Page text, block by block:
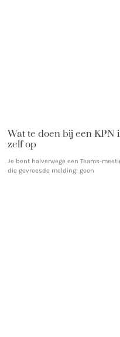
Wat te doen bij een KPN
zelf op
Je bent halverwege een Teams-
die gevreesde melding: geen